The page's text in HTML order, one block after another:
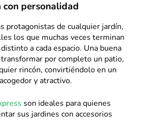
con personalidad
protagonistas de cualquier jardín,
los que muchas veces terminan
a cada espacio. Una buena
por completo un patio,
rincón, convirtiéndolo en un
y atractivo.
son ideales para quienes
sus jardines con accesorios